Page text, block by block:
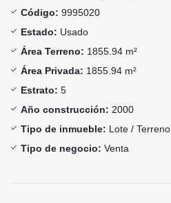
Código: 9995020
Estado: Usado
Área Terreno: 1855.94 m²
Área Privada: 1855.94 m²
Estrato: 5
Año construcción: 2000
Tipo de inmueble: Lote / Terreno
Tipo de negocio: Venta